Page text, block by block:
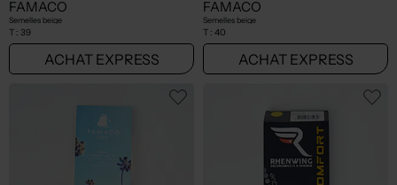
FAMACO
Semelles beige
T : 39
ACHAT EXPRESS
FAMACO
Semelles beige
T : 40
ACHAT EXPRESS